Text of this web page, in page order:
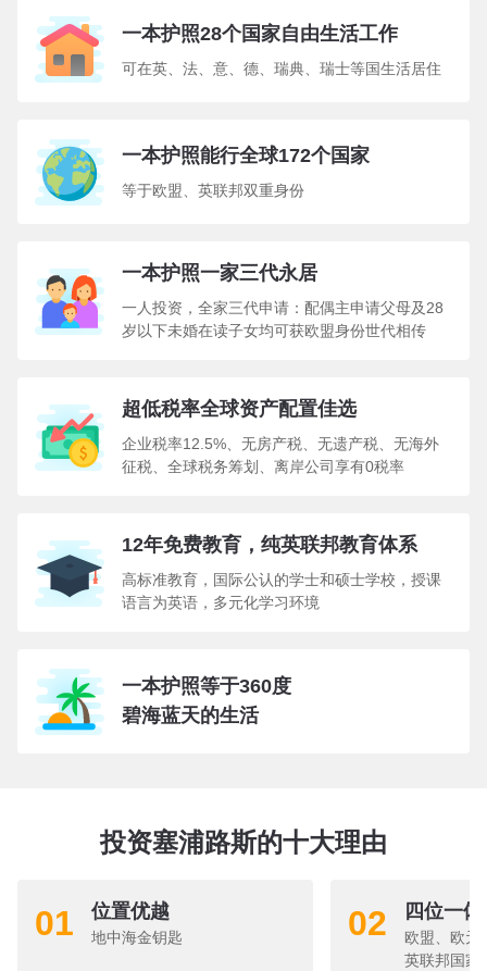
一本护照28个国家自由生活工作
可在英、法、意、德、瑞典、瑞士等国生活居住
一本护照能行全球172个国家
等于欧盟、英联邦双重身份
一本护照一家三代永居
一人投资，全家三代申请：配偶主申请父母及28
岁以下未婚在读子女均可获欧盟身份世代相传
超低税率全球资产配置佳选
企业税率12.5%、无房产税、无遗产税、无海外
征税、全球税务筹划、离岸公司享有0税率
12年免费教育，纯英联邦教育体系
高标准教育，国际公认的学士和硕士学校，授课
语言为英语，多元化学习环境
一本护照等于360度
碧海蓝天的生活
投资塞浦路斯的十大理由
01 位置优越
地中海金钥匙 02 四位一体
欧盟、欧元
英联邦国家